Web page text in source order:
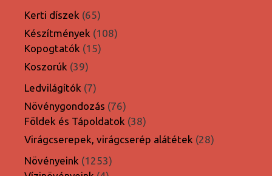
Kerti díszek 6565
termék
Készítmények 108108
Kopogtatók 1515
Koszorúk 3939
termék
Ledvilágítók 77
termék
Növénygondozás 7676
termék
Földek és Tápoldatok 3838
termék
Virágcserepek, virágcserép alátétek 2828
Növényeink 12531253